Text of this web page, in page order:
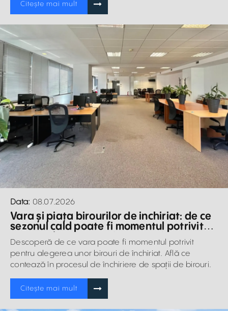
Citește mai mult
Data: 08.07.2026
Vara și piața birourilor de inchiriat: de ce
sezonul cald poate fi momentul potrivit
pentru alegerea unui nou spațiu
Descoperă de ce vara poate fi momentul potrivit
pentru alegerea unor birouri de închiriat. Află ce
contează în procesul de închiriere de spații de birouri.
Citește mai mult